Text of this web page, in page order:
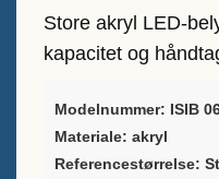
A-ramme
vinemballageløsninger
Store akryl LED-
kapacitet og
Modelnummer: ISIB
Materiale: akryl
Referencestørrelse: